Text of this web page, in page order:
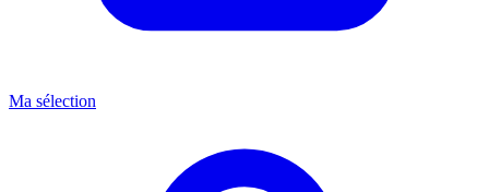
Ma sélection